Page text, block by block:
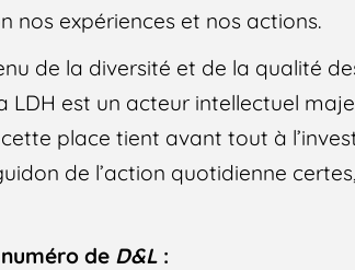
nos expériences et nos actions.
de la diversité et de la qualité
LDH est un acteur intellectuel
place tient avant tout à
de l’action quotidienne
de D&L :